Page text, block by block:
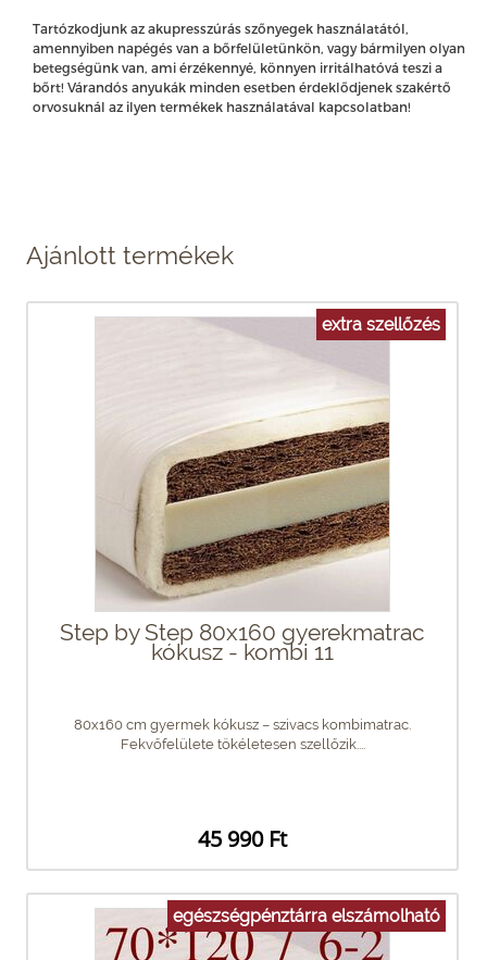
Tartózkodjunk az akupresszúrás szőnyegek használatától,
amennyiben napégés van a bőrfelületünkön, vagy bármilyen olyan
betegségünk van, ami érzékennyé, könnyen irritálhatóvá teszi a
bőrt! Várandós anyukák minden esetben érdeklődjenek szakértő
orvosuknál az ilyen termékek használatával kapcsolatban!
Ajánlott termékek
extra szellőzés
Step by Step 80x160 gyerekmatrac
kókusz - kombi 11
80x160 cm gyermek kókusz – szivacs kombimatrac.
Fekvőfelülete tökéletesen szellőzik....
45 990 Ft
egészségpénztárra elszámolható